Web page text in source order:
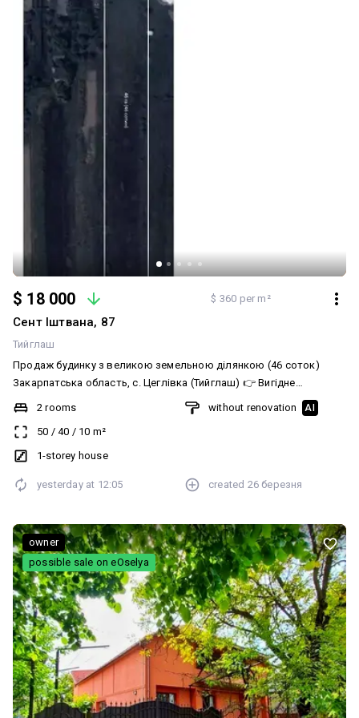
довговічність, красу та престиж. Ідеально підійде для:
преміального шале будинку для подобової оренди мініготелю
або гостьового комплексу; приватної заміської резиденції.
Карпати щороку приймають дедалі більше туристів, а якісна
нерухомість у вдалих локаціях стабільно зростає в ціні. Головна
цінність цього об'єкта — унікальна локація: гори, гірська річка,
чисте повітря, мінеральні джерела та атмосфера, за якою
приїдуть відпочивати з усієї України. Увага: реальні фотографії
об'єкта. Телефонуйте. За запитом надішлю додаткові фото та
$ 18 000 $ 360 per m²
Сент Іштвана, 87
Тийглаш
Продаж будинку з великою земельною ділянкою (46 соток)
Закарпатська область, с. Цеглівка (Тийглаш) 👉 Вигідне
розташування біля кордону: – 15 км до Ужгорода - 9 км до Чоп –
11 км до Захоні (Угорщина) – 19 км до Вишнього Німецького
(Словаччина) 🏡 Будинок: 50 м² 🌿 Ділянка: 0,46 га ( 46 соток ) ⚡
Комунікації: – електрика – газ на ділянці – вода (колодязь) 📞
2 rooms
50 / 40 / 10 m²
1-storey house
without renovation AI
yesterday at 12:05 created 26 березня
owner
possible sale on eOselya